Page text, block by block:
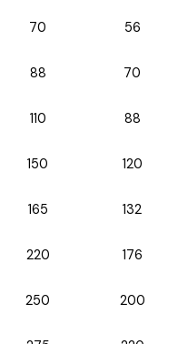
70 56
88 70
110 88
150 120
165 132
220 176
250 200